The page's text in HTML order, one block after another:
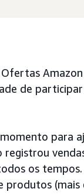
Ofertas
de
para
os
(mais